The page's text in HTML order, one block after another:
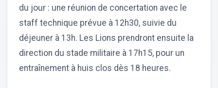
du jour : une réunion de concertation avec le
staff technique prévue à 12h30, suivie du
déjeuner à 13h. Les Lions prendront ensuite la
direction du stade militaire à 17h15, pour un
entraînement à huis clos dès 18 heures.